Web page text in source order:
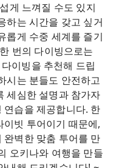
게 느껴질 수도 있지
하는 시간을 갖고 싶거
롭게 수중 세계를 즐기
번의 다이빙으로는
이빙을 추천해 드립
시는 분들도 안전하고
세심한 설명과 참가자
습을 제공합니다. 한
빗 투어이기 때문에,
벽한 맞춤 투어를 만
오키나와 여행을 만들